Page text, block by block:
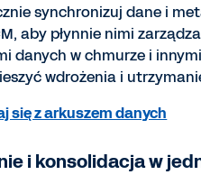
synchronizuj dane i
aby płynnie nimi
danych w chmurze i
wdrożenia i
się z arkuszem danych
i konsolidacja w